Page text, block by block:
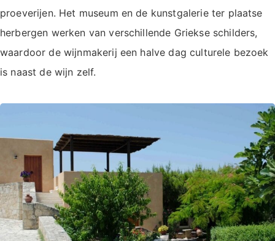
proeverijen. Het museum en de kunstgalerie ter plaatse
herbergen werken van verschillende Griekse schilders,
waardoor de wijnmakerij een halve dag culturele bezoek
is naast de wijn zelf.